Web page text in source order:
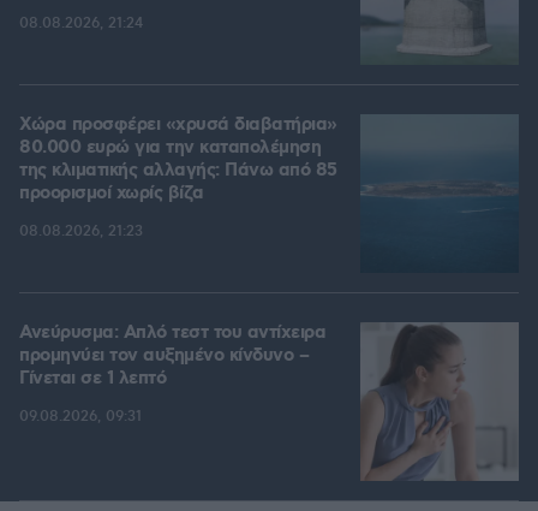
08.08.2026, 21:24
Χώρα προσφέρει «χρυσά διαβατήρια»
80.000 ευρώ για την καταπολέμηση
της κλιματικής αλλαγής: Πάνω από 85
προορισμοί χωρίς βίζα
08.08.2026, 21:23
Ανεύρυσμα: Απλό τεστ του αντίχειρα
προμηνύει τον αυξημένο κίνδυνο –
Γίνεται σε 1 λεπτό
09.08.2026, 09:31